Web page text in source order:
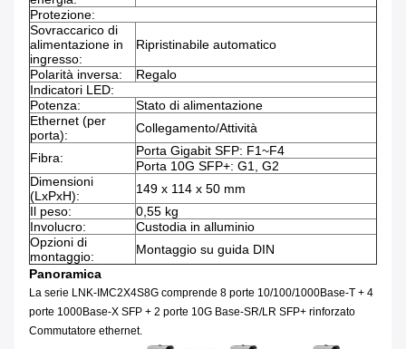
Protezione:
Sovraccarico di
alimentazione in
ingresso:
Ripristinabile automatico
Polarità inversa:
Regalo
Indicatori LED:
Potenza:
Stato di alimentazione
Ethernet (per
porta):
Collegamento/Attività
Fibra:
Porta Gigabit SFP: F1~F4
Porta 10G SFP+: G1, G2
Dimensioni
(LxPxH):
149 x 114 x 50 mm
Il peso:
0,55 kg
Involucro:
Custodia in alluminio
Opzioni di
montaggio:
Montaggio su guida DIN
Panoramica
La serie LNK-IMC2X4S8G comprende 8 porte 10/100/1000Base-T + 4
porte 1000Base-X SFP + 2 porte 10G Base-SR/LR SFP+ rinforzato
Commutatore ethernet.